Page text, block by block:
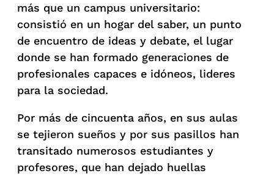
más que un campus universitario:
consistió en un hogar del saber, un punto
de encuentro de ideas y debate, el lugar
donde se han formado generaciones de
profesionales capaces e idóneos, lideres
para la sociedad.
Por más de cincuenta años, en sus aulas
se tejieron sueños y por sus pasillos han
transitado numerosos estudiantes y
profesores, que han dejado huellas